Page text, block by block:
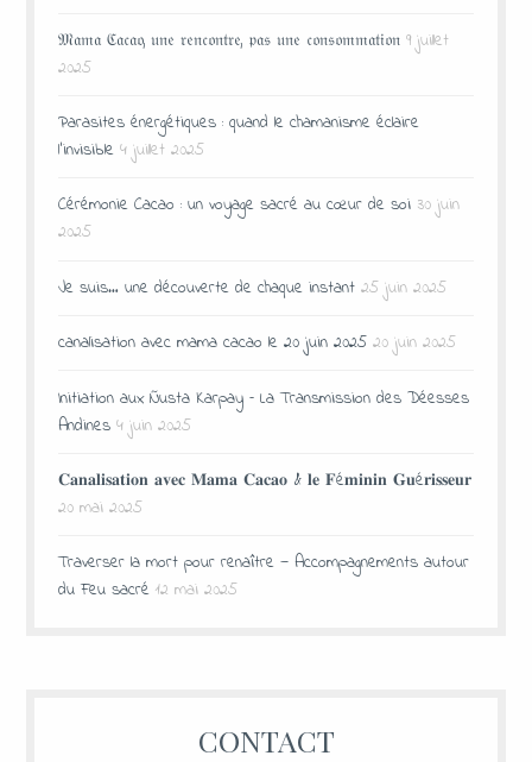
𝔐𝔞𝔪𝔞 ℭ𝔞𝔠𝔞𝔬, 𝔲𝔫𝔢 𝔯𝔢𝔫𝔠𝔬𝔫𝔱𝔯𝔢, 𝔭𝔞𝔰 𝔲𝔫𝔢 𝔠𝔬𝔫𝔰𝔬𝔪𝔪𝔞𝔱𝔦𝔬𝔫 9 juillet
2025
Parasites énergétiques : quand le chamanisme éclaire
l’invisible 4 juillet 2025
Cérémonie Cacao : un voyage sacré au cœur de soi 30 juin
2025
Je suis… une découverte de chaque instant 25 juin 2025
canalisation avec mama cacao le 20 juin 2025 20 juin 2025
Initiation aux Ñusta Karpay – La Transmission des Déesses
Andines 4 juin 2025
𝐂𝐚𝐧𝐚𝐥𝐢𝐬𝐚𝐭𝐢𝐨𝐧 𝐚𝐯𝐞𝐜 𝐌𝐚𝐦𝐚 𝐂𝐚𝐜𝐚𝐨 & 𝐥𝐞 𝐅é𝐦𝐢𝐧𝐢𝐧 𝐆𝐮é𝐫𝐢𝐬𝐬𝐞𝐮𝐫
20 mai 2025
Traverser la mort pour renaître — Accompagnements autour
du Feu sacré 12 mai 2025
CONTACT